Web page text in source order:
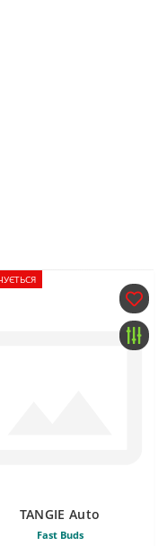
TANGIE Auto
Fast Buds